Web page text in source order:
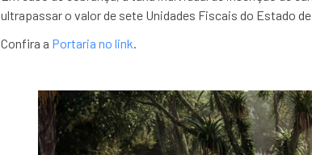
ultrapassar o valor de sete Unidades Fiscais do Estado
Confira a Portaria no link.